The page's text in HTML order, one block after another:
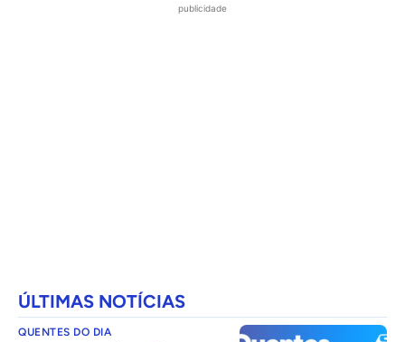
publicidade
ÚLTIMAS NOTÍCIAS
QUENTES DO DIA